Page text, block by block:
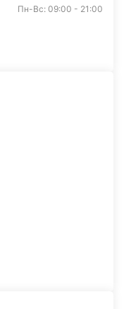
Пн-Вс: 09:00 - 21:00